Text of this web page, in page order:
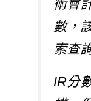
術會
數，
索查
IR分